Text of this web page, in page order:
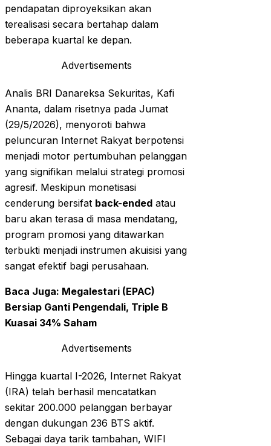
pendapatan diproyeksikan akan
terealisasi secara bertahap dalam
beberapa kuartal ke depan.
Advertisements
Analis BRI Danareksa Sekuritas, Kafi
Ananta, dalam risetnya pada Jumat
(29/5/2026), menyoroti bahwa
peluncuran Internet Rakyat berpotensi
menjadi motor pertumbuhan pelanggan
yang signifikan melalui strategi promosi
agresif. Meskipun monetisasi
cenderung bersifat back-ended atau
baru akan terasa di masa mendatang,
program promosi yang ditawarkan
terbukti menjadi instrumen akuisisi yang
sangat efektif bagi perusahaan.
Baca Juga: Megalestari (EPAC)
Bersiap Ganti Pengendali, Triple B
Kuasai 34% Saham
Advertisements
Hingga kuartal I-2026, Internet Rakyat
(IRA) telah berhasil mencatatkan
sekitar 200.000 pelanggan berbayar
dengan dukungan 236 BTS aktif.
Sebagai daya tarik tambahan, WIFI